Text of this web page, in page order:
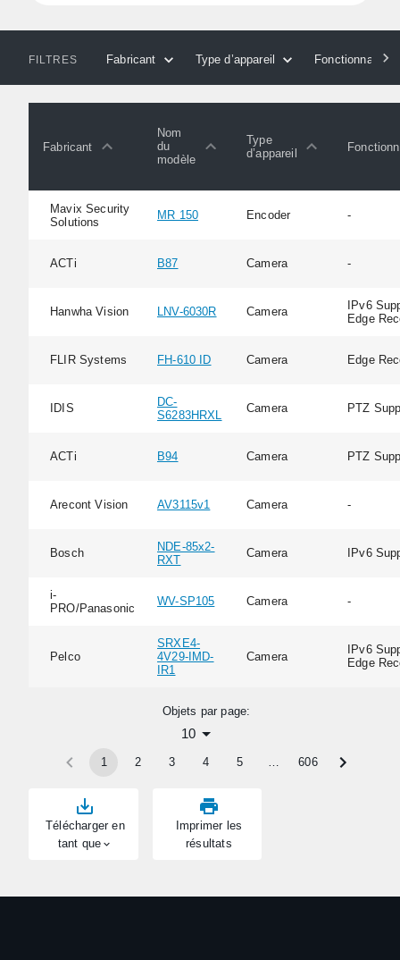
FILTRES Fabricant Type d’appareil Fonctionnalités
Télécharger en
tant que
Imprimer les
résultats
Fabricant
Nom
du
modèle
Type
d’appareil
Mavix Security
Solutions
MR 150 Encoder -
ACTi B87 Camera -
Hanwha Vision LNV-6030R Camera
IPv6
Edge
FLIR Systems FH-610 ID Camera Edge
IDIS
DC-
S6283HRXL
Camera PTZ
ACTi B94 Camera PTZ
Arecont Vision AV3115v1 Camera -
Bosch
NDE-85x2-
RXT
Camera IPv6
i-
PRO/Panasonic
WV-SP105 Camera -
Pelco
SRXE4-
4V29-IMD-
IR1
Camera
IPv6
Edge
Objets par page:
10
1 2 3 4 5 … 606